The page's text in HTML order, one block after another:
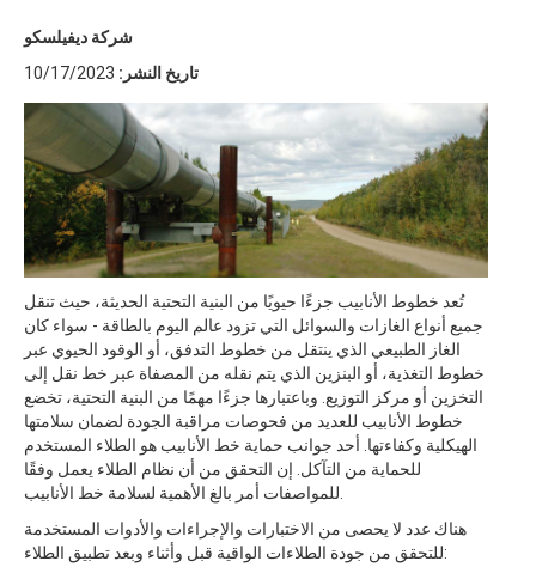
شركة ديفيلسكو
تاريخ النشر: 10/17/2023
تُعد خطوط الأنابيب جزءًا حيويًا من البنية التحتية الحديثة، حيث تنقل
جميع أنواع الغازات والسوائل التي تزود عالم اليوم بالطاقة - سواء كان
الغاز الطبيعي الذي ينتقل من خطوط التدفق، أو الوقود الحيوي عبر
خطوط التغذية، أو البنزين الذي يتم نقله من المصفاة عبر خط نقل إلى
التخزين أو مركز التوزيع. وباعتبارها جزءًا مهمًا من البنية التحتية، تخضع
خطوط الأنابيب للعديد من فحوصات مراقبة الجودة لضمان سلامتها
الهيكلية وكفاءتها. أحد جوانب حماية خط الأنابيب هو الطلاء المستخدم
للحماية من التآكل. إن التحقق من أن نظام الطلاء يعمل وفقًا
هناك عدد لا يحصى من الاختبارات والإجراءات والأدوات المستخدمة
للتحقق من جودة الطلاءات الواقية قبل وأثناء وبعد تطبيق الطلاء: